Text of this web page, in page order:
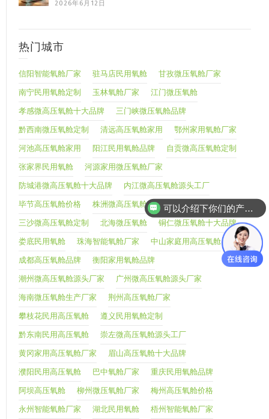
2026年6月12日
热门城市
信阳智能氧舱厂家 驻马店民用氧舱 甘孜微压氧舱厂家
南宁民用氧舱定制 玉林氧舱厂家 江门微压氧舱
孝感微高压氧舱十大品牌 三门峡微压氧舱品牌
黔西南微压氧舱定制 清远高压氧舱家用 鄂州家用氧舱厂家
河池高压氧舱家用 阳江民用氧舱品牌 自贡微高压氧舱定制
张家界民用氧舱 河源家用微压氧舱厂家
防城港微高压氧舱十大品牌 内江微高压氧舱源头工厂
毕节高压氧舱价格 株洲微高压氧舱厂家直销
三沙微高压氧舱定制 北海微压氧舱 铜仁微压氧舱十大品牌
娄底民用氧舱 珠海智能氧舱厂家 中山家庭用高压氧舱
成都高压氧舱品牌 衡阳家用氧舱品牌
潮州微高压氧舱源头厂家 广州微高压氧舱源头厂家
海南微压氧舱生产厂家 荆州高压氧舱厂家
攀枝花民用高压氧舱 遵义民用氧舱定制
黔东南民用高压氧舱 崇左微高压氧舱源头工厂
黄冈家用高压氧舱厂家 眉山高压氧舱十大品牌
濮阳民用高压氧舱 巴中氧舱厂家 重庆民用氧舱品牌
阿坝高压氧舱 柳州微压氧舱厂家 梅州高压氧舱价格
永州智能氧舱厂家 湖北民用氧舱 梧州智能氧舱厂家
可以介绍下你们的产品么
你们是怎么收费的呢